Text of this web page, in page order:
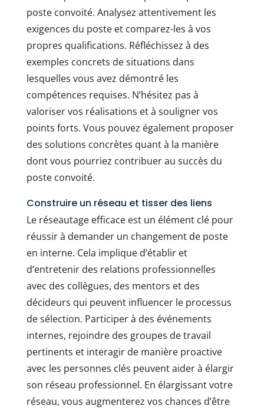
poste convoité. Analysez attentivement les
exigences du poste et comparez-les à vos
propres qualifications. Réfléchissez à des
exemples concrets de situations dans
lesquelles vous avez démontré les
compétences requises. N’hésitez pas à
valoriser vos réalisations et à souligner vos
points forts. Vous pouvez également proposer
des solutions concrètes quant à la manière
dont vous pourriez contribuer au succès du
poste convoité.
Construire un réseau et tisser des liens
Le réseautage efficace est un élément clé pour
réussir à demander un changement de poste
en interne. Cela implique d’établir et
d’entretenir des relations professionnelles
avec des collègues, des mentors et des
décideurs qui peuvent influencer le processus
de sélection. Participer à des événements
internes, rejoindre des groupes de travail
pertinents et interagir de manière proactive
avec les personnes clés peuvent aider à élargir
son réseau professionnel. En élargissant votre
réseau, vous augmenterez vos chances d’être